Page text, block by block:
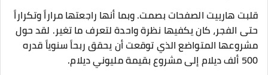
قلبت هارييت الصفحات بصمت. وبما أنها راجعتها مراراً وتكراراً
حتى الفجر، كان يكفيها نظرة واحدة لتعرف ما تغير. لقد حول
مشروعها المتواضع الذي توقعت أن يحقق ربحاً سنوياً قدره
500 ألف ديلام إلى مشروع بقيمة مليوني ديلام.